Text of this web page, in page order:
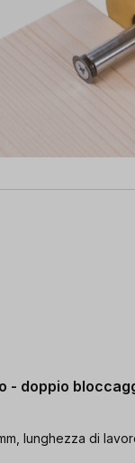
- doppio
lunghezza di